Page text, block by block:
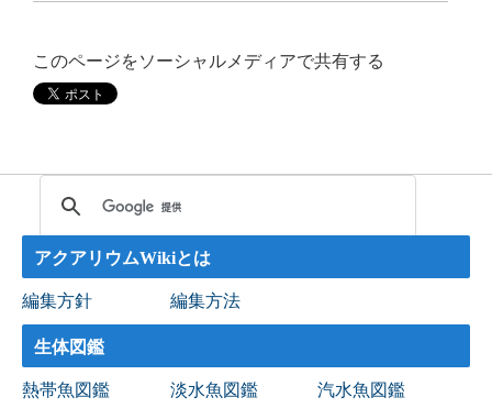
このページをソーシャルメディアで共有する
アクアリウムWikiとは
編集方針 編集方法
生体図鑑
熱帯魚図鑑 淡水魚図鑑 汽水魚図鑑